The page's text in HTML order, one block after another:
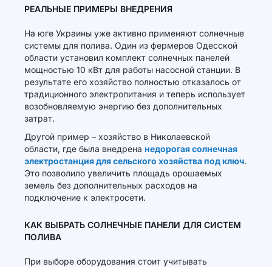
РЕАЛЬНЫЕ ПРИМЕРЫ ВНЕДРЕНИЯ
На юге Украины уже активно применяют солнечные
системы для полива. Один из фермеров Одесской
области установил комплект солнечных панелей
мощностью 10 кВт для работы насосной станции. В
результате его хозяйство полностью отказалось от
традиционного электропитания и теперь использует
возобновляемую энергию без дополнительных
затрат.
Другой пример – хозяйство в Николаевской
области, где была внедрена недорогая солнечная
электростанция для сельского хозяйства под ключ.
Это позволило увеличить площадь орошаемых
земель без дополнительных расходов на
подключение к электросети.
КАК ВЫБРАТЬ СОЛНЕЧНЫЕ ПАНЕЛИ ДЛЯ СИСТЕМ
ПОЛИВА
При выборе оборудования стоит учитывать